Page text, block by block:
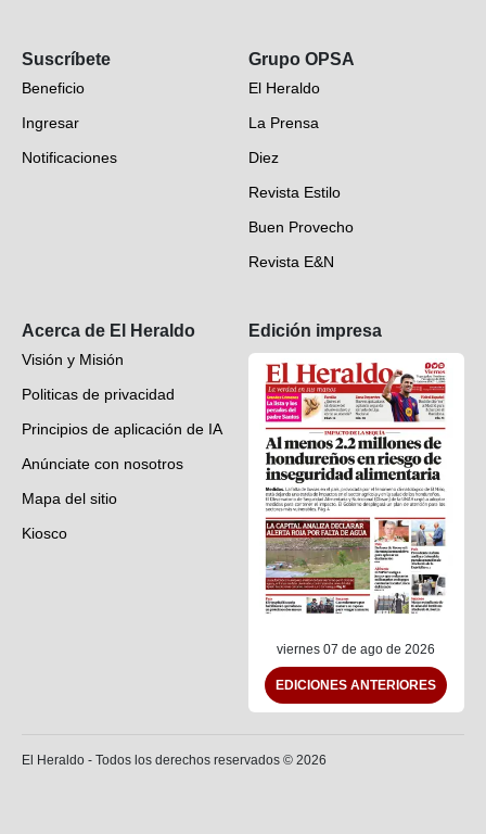
EH Verifica
Fotogalerías
Deportes
Videos
Suscríbete
Beneficio
Ingresar
Notificaciones
Grupo OPSA
El Heraldo
La Prensa
Diez
Revista Estilo
Buen Provecho
Revista E&N
Acerca de El Heraldo
Visión y Misión
Politicas de privacidad
Principios de aplicación de IA
Anúnciate con nosotros
Mapa del sitio
Kiosco
Edición impresa
viernes 07 de ago de 2026
EDICIONES ANTERIORES
El Heraldo - Todos los derechos reservados © 2026